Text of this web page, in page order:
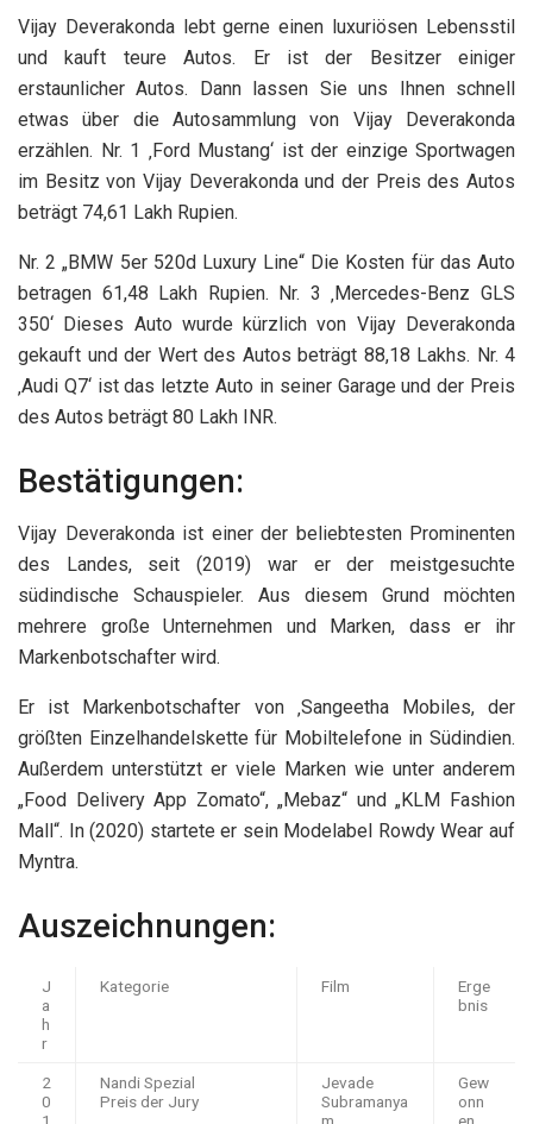
Vijay Deverakonda lebt gerne einen luxuriösen Lebensstil
und kauft teure Autos. Er ist der Besitzer einiger
erstaunlicher Autos. Dann lassen Sie uns Ihnen schnell
etwas über die Autosammlung von Vijay Deverakonda
erzählen. Nr. 1 ‚Ford Mustang‘ ist der einzige Sportwagen
im Besitz von Vijay Deverakonda und der Preis des Autos
beträgt 74,61 Lakh Rupien.
Nr. 2 „BMW 5er 520d Luxury Line“ Die Kosten für das Auto
betragen 61,48 Lakh Rupien. Nr. 3 ‚Mercedes-Benz GLS
350‘ Dieses Auto wurde kürzlich von Vijay Deverakonda
gekauft und der Wert des Autos beträgt 88,18 Lakhs. Nr. 4
‚Audi Q7‘ ist das letzte Auto in seiner Garage und der Preis
des Autos beträgt 80 Lakh INR.
Bestätigungen:
Vijay Deverakonda ist einer der beliebtesten Prominenten
des Landes, seit (2019) war er der meistgesuchte
südindische Schauspieler. Aus diesem Grund möchten
mehrere große Unternehmen und Marken, dass er ihr
Markenbotschafter wird.
Er ist Markenbotschafter von ‚Sangeetha Mobiles, der
größten Einzelhandelskette für Mobiltelefone in Südindien.
Außerdem unterstützt er viele Marken wie unter anderem
„Food Delivery App Zomato“, „Mebaz“ und „KLM Fashion
Mall“. In (2020) startete er sein Modelabel Rowdy Wear auf
Myntra.
Auszeichnungen:
J
a
h
r
Kategorie Film
Erge
bnis
2
0
1
Nandi Spezial
Preis der Jury
Jevade
Subramanya
m
Gew
onn
en